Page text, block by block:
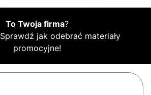
To Twoja firma?
Sprawdź jak odebrać materiały
promocyjne!